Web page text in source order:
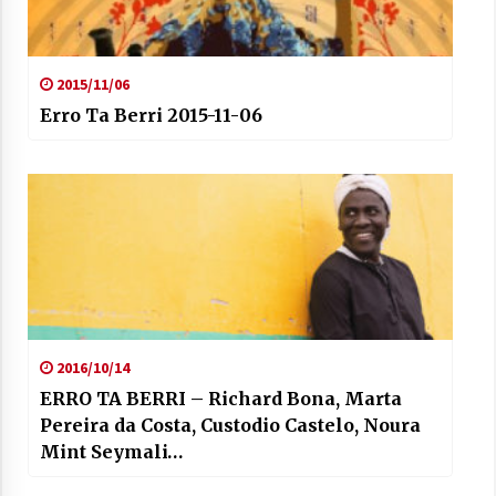
Telebistaren eskutik
2015/11/06
Erro Ta Berri 2015-11-06
2016/10/14
ERRO TA BERRI – Richard Bona, Marta
Pereira da Costa, Custodio Castelo, Noura
Mint Seymali…